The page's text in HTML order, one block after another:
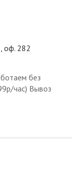
оф. 282
без
час) Вывоз